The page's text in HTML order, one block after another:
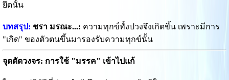
ยึดนั้น
บทสรุป: ชรา มรณะ...: ความทุกข์ทั้งปวงจึงเกิดขึ้น เพราะมีการ
"เกิด" ของตัวตนขึ้นมารองรับความทุกข์นั้น
จุดตัดวงจร: การใช้ "มรรค" เข้าไปแก้